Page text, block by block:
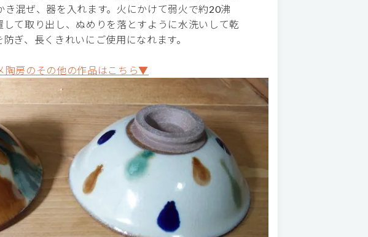
き混ぜ、器を入れます。火にかけて弱火で約20沸
て取り出し、ぬめりを落とすように水洗いして乾
ぎ、長くきれいにご使用になれます。
房のその他の作品はこちら▼